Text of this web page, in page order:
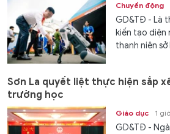
Chuyển động
GD&TĐ - Là
kiến tạo diện
thanh niên
Sơn La quyết liệt thực hiện sắp
trường học
Giáo dục 1
GD&TĐ -